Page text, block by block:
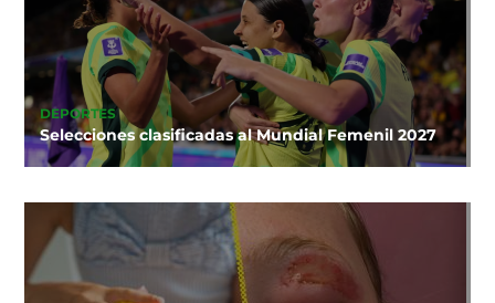
DEPORTES
Selecciones clasificadas al Mundial Femenil 2027